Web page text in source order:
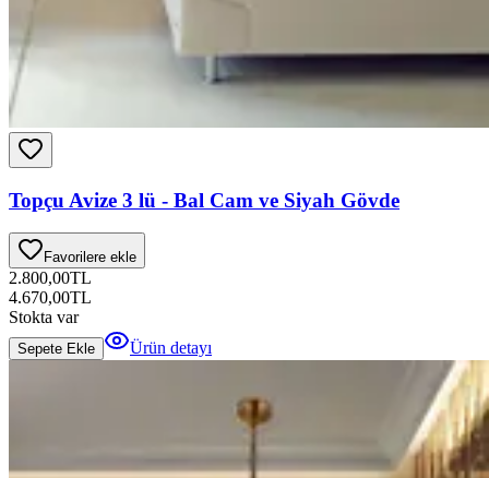
Topçu Avize 3 lü - Bal Cam ve Siyah Gövde
Favorilere ekle
2.800,00TL
4.670,00TL
Stokta var
Sepete Ekle Ürün detayı